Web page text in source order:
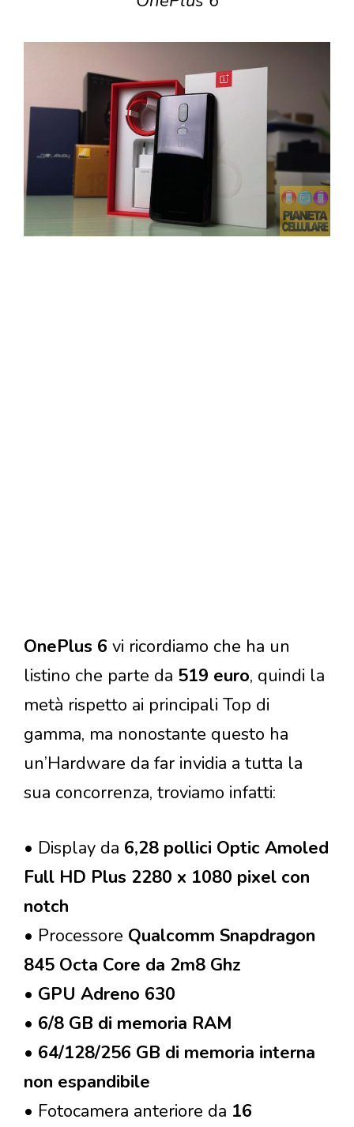
OnePlus 6 vi ricordiamo che ha un
listino che parte da 519 euro, quindi la
metà rispetto ai principali Top di
gamma, ma nonostante questo ha
un’Hardware da far invidia a tutta la
sua concorrenza, troviamo infatti:
• Display da 6,28 pollici Optic Amoled
Full HD Plus 2280 x 1080 pixel con
notch
• Processore Qualcomm Snapdragon
845 Octa Core da 2m8 Ghz
• GPU Adreno 630
• 6/8 GB di memoria RAM
• 64/128/256 GB di memoria interna
non espandibile
• Fotocamera anteriore da 16